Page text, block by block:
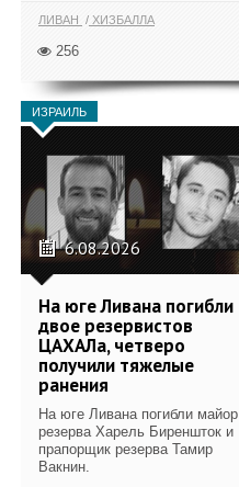
ЛИВАН ХИЗБАЛЛА
256
ИЗРАИЛЬ
6.08.2026
На юге Ливана погибли
двое резервистов
ЦАХАЛа, четверо
получили тяжелые
ранения
На юге Ливана погибли майор
резерва Харель Биреншток и
прапорщик резерва Тамир
Вакнин.